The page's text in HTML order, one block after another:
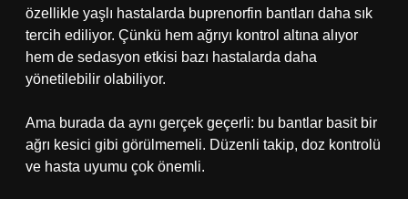
özellikle yaşlı hastalarda buprenorfin bantları daha sık
tercih ediliyor. Çünkü hem ağrıyı kontrol altına alıyor
hem de sedasyon etkisi bazı hastalarda daha
yönetilebilir olabiliyor.
Ama burada da aynı gerçek geçerli: bu bantlar basit bir
ağrı kesici gibi görülmemeli. Düzenli takip, doz kontrolü
ve hasta uyumu çok önemli.